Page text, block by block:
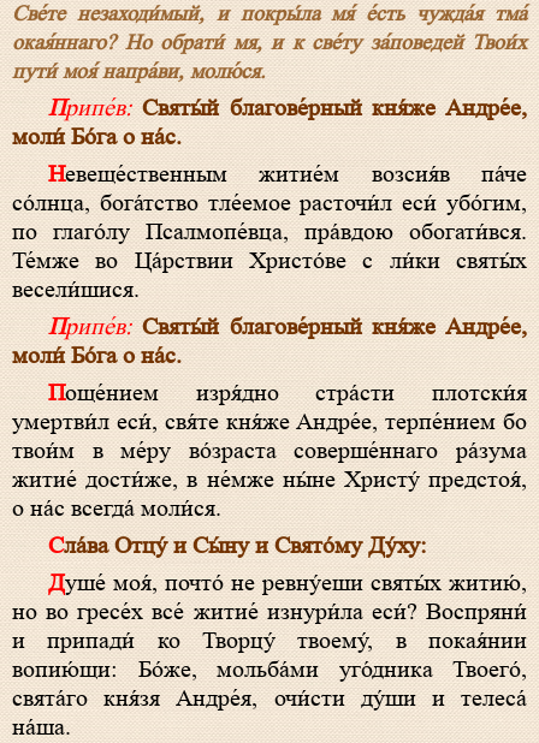
Све́те незаходи́мый, и покры́ла мя́ е́сть чужда́я тма́
окая́ннаго? Но обрати́ мя, и к све́ту за́поведей Твои́х
пути́ моя́ напра́ви, молю́ся.
Припе́в: Святы́й благове́рный кня́же Андре́е,
моли́ Бо́га о на́с.
Невеще́ственным житие́м возсия́в па́че
со́лнца, бога́тство тле́емое расточи́л еси́ убо́гим,
по глаго́лу Псалмопе́вца, пра́вдою обогати́вся.
Те́мже во Ца́рствии Христо́ве с ли́ки святы́х
весели́шися.
Припе́в: Святы́й благове́рный кня́же Андре́е,
моли́ Бо́га о на́с.
Поще́нием изря́дно стра́сти плотски́я
умертви́л еси́, свя́те кня́же Андре́е, терпе́нием бо
твои́м в ме́ру во́зраста соверше́ннаго ра́зума
житие́ дости́же, в не́мже ны́не Христу́ предстоя́,
о на́с всегда́ моли́ся.
Сла́ва Отцу́ и Сы́ну и Свято́му Ду́ху:
Душе́ моя́, почто́ не ревну́еши святы́х житию́,
но во гресе́х все́ житие́ изнури́ла еси́? Воспряни́
и припади́ ко Творцу́ твоему́, в покая́нии
вопию́щи: Бо́же, мольба́ми уго́дника Твоего́,
свята́го кня́зя Андре́я, очи́сти ду́ши и телеса́
на́ша.